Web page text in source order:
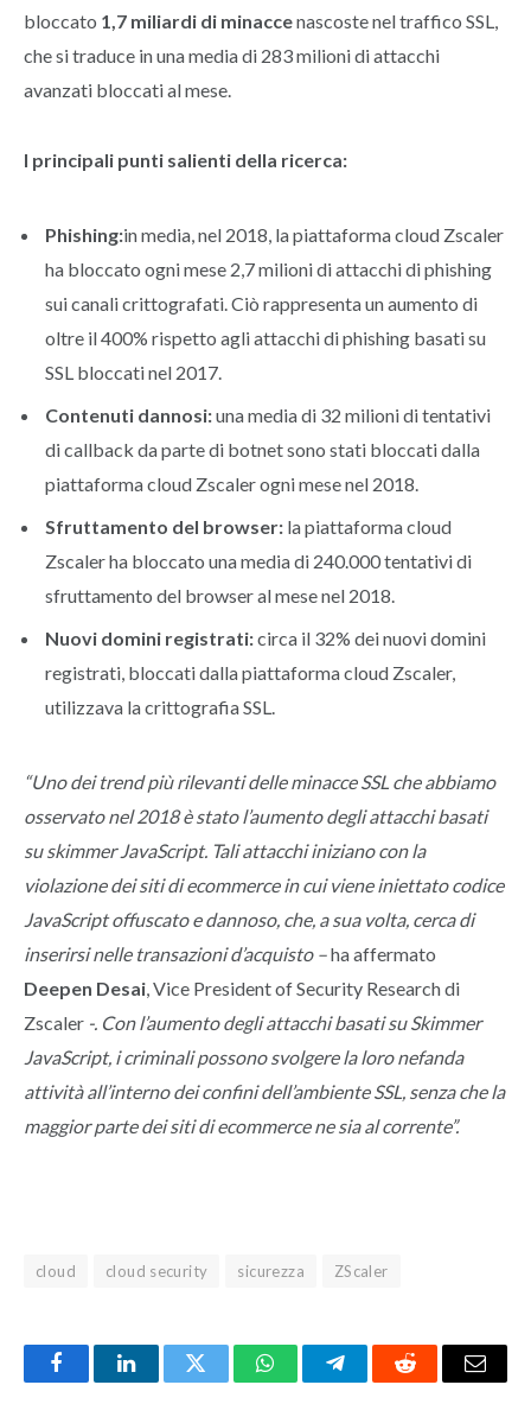
bloccato 1,7 miliardi di minaccenascoste nel traffico SSL,
che si traduce in una media di 283 milioni di attacchi
avanzati bloccati al mese.
I principali punti salienti della ricerca:
Phishing:in media, nel 2018, la piattaforma cloud Zscaler
ha bloccato ogni mese 2,7 milioni di attacchi di phishing
sui canali crittografati. Ciò rappresenta un aumento di
oltre il 400% rispetto agli attacchi di phishing basati su
SSL bloccati nel 2017.
Contenuti dannosi:una media di 32 milioni di tentativi
di callback da parte di botnet sono stati bloccati dalla
piattaforma cloud Zscaler ogni mese nel 2018.
Sfruttamento del browser: la piattaforma cloud
Zscaler ha bloccato una media di 240.000 tentativi di
sfruttamento del browser al mese nel 2018.
Nuovi domini registrati:circa il 32% dei nuovi domini
registrati, bloccati dalla piattaforma cloud Zscaler,
utilizzava la crittografia SSL.
“Uno dei trend più rilevanti delle minacce SSL che abbiamo
osservato nel 2018 è stato l’aumento degli attacchi basati
su skimmer JavaScript. Tali attacchi iniziano con la
violazione dei siti di ecommerce in cui viene iniettato codice
JavaScript offuscato e dannoso, che, a sua volta, cerca di
inserirsi nelle transazioni d’acquisto –ha affermato
Deepen Desai, Vice President of Security Research di
Zscaler -. Con l’aumento degli attacchi basati su Skimmer
JavaScript, i criminali possono svolgere la loro nefanda
attività all’interno dei confini dell’ambiente SSL, senza che la
maggior parte dei siti di ecommerce ne sia al corrente”.
cloud cloud security sicurezza ZScaler
FacebookLinkedInTwitter WhatsAppTelegramReddit Email